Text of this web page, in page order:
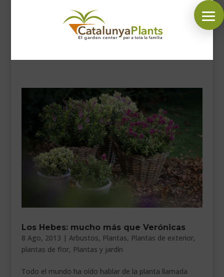
SÍGUENOS EN:
COMPLEMENTOS JARDÍN
DECORACIÓN
___________________________
VEURE EN CATALÀ
Los Hebes: mucho más que Verónicas
8 Ago, 2013 | Arbustos, Plantas, Plantas de exterior,
plantas de flor, Plantas y jardín
Todo el mundo ha oído hablar de la planta llamada